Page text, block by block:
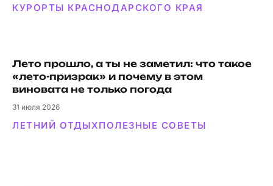
КУРОРТЫ КРАСНОДАРСКОГО КРАЯ
Лето прошло, а ты не заметил: что такое
«лето-призрак» и почему в этом
виновата не только погода
31 июля 2026
ЛЕТНИЙ ОТДЫХПОЛЕЗНЫЕ СОВЕТЫ